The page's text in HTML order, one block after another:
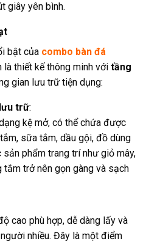
giây yên bình.
bật của combo bàn đá
là thiết kế thông minh với tầng
gian lưu trữ tiện dụng:
trữ:
kệ mở, có thể chứa được
sữa tắm, dầu gội, đồ dùng
sản phẩm trang trí như giỏ mây,
tắm trở nên gọn gàng và sạch
cao phù hợp, dễ dàng lấy và
nhiều. Đây là một điểm